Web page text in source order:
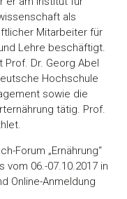
als
Mitarbeiter für
Lehre beschäftigt.
Prof. Dr. Georg Abel
Hochschule
sowie die
tätig. Prof.
Forum „Ernährung“
06.-07.10.2017 in
Online-Anmeldung